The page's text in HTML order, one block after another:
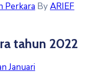
Perkara ByARIEF
tahun 2022
Januari